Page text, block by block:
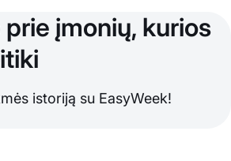
įmonių, kurios
istoriją su EasyWeek!